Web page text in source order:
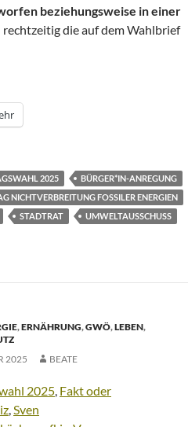
beziehungsweise in einer
rechtzeitig die auf dem Wahlbrief
2025
BÜRGER*IN-ANREGUNG
NICHTVERBREITUNG FOSSILER ENERGIEN
STADTRAT
UMWELTAUSSCHUSS
,ERNÄHRUNG,GWÖ,LEBEN,
2025 BEATE
2025, Fakt oder
,Sven